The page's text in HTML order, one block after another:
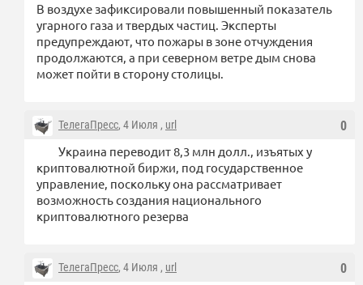
В воздухе зафиксировали повышенный показатель
угарного газа и твердых частиц. Эксперты
предупреждают, что пожары в зоне отчуждения
продолжаются, а при северном ветре дым снова
может пойти в сторону столицы.
0
ТелегаПресс, 4 Июля , url
Украина переводит 8,3 млн долл., изъятых у
криптовалютной биржи, под государственное
управление, поскольку она рассматривает
возможность создания национального
криптовалютного резерва
0
ТелегаПресс, 4 Июля , url